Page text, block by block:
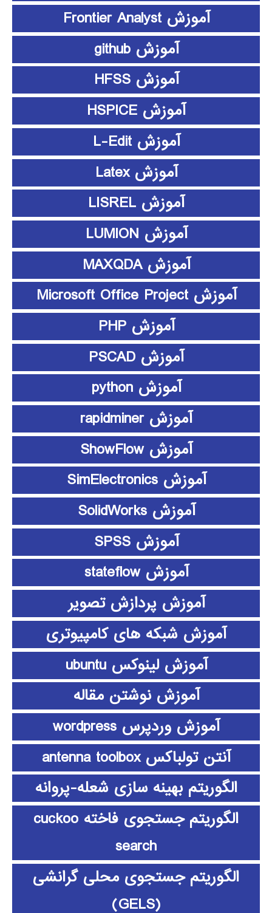
آموزش Frontier Analyst
آموزش github
آموزش HFSS
آموزش HSPICE
آموزش L-Edit
آموزش Latex
آموزش LISREL
آموزش LUMION
آموزش MAXQDA
آموزش Microsoft Office Project
آموزش PHP
آموزش PSCAD
آموزش python
آموزش rapidminer
آموزش ShowFlow
آموزش SimElectronics
آموزش SolidWorks
آموزش SPSS
آموزش stateflow
آموزش پردازش تصویر
آموزش شبکه های کامپیوتری
آموزش لینوکس ubuntu
آموزش نوشتن مقاله
آموزش وردپرس wordpress
آنتن تولباکس antenna toolbox
الگوریتم بهینه سازی شعله-پروانه
الگوریتم جستجوی فاخته cuckoo
search
الگوریتم جستجوی محلی گرانشی
(GELS)